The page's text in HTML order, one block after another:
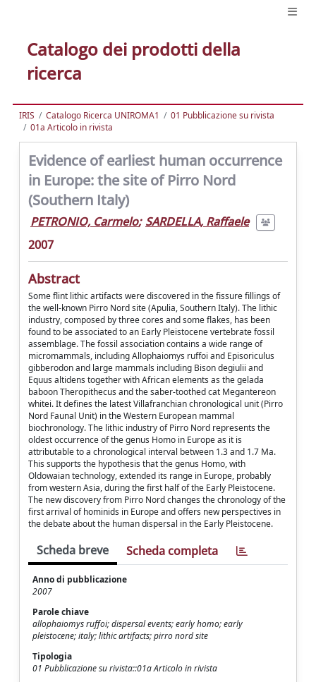
Catalogo dei prodotti della
ricerca
IRIS Catalogo Ricerca UNIROMA1
01 Pubblicazione su rivista
01a Articolo in rivista
Evidence of earliest human occurrence
in Europe: the site of Pirro Nord
(Southern Italy)
PETRONIO, Carmelo; SARDELLA, Raffaele
2007
Abstract
Some flint lithic artifacts were discovered in the fissure fillings of
the well-known Pirro Nord site (Apulia, Southern Italy). The lithic
industry, composed by three cores and some flakes, has been
found to be associated to an Early Pleistocene vertebrate fossil
assemblage. The fossil association contains a wide range of
micromammals, including Allophaiomys ruffoi and Episoriculus
gibberodon and large mammals including Bison degiulii and
Equus altidens together with African elements as the gelada
baboon Theropithecus and the saber-toothed cat Megantereon
whitei. It defines the latest Villafranchian chronological unit (Pirro
Nord Faunal Unit) in the Western European mammal
biochronology. The lithic industry of Pirro Nord represents the
oldest occurrence of the genus Homo in Europe as it is
attributable to a chronological interval between 1.3 and 1.7 Ma.
This supports the hypothesis that the genus Homo, with
Oldowaian technology, extended its range in Europe, probably
from western Asia, during the first half of the Early Pleistocene.
The new discovery from Pirro Nord changes the chronology of the
first arrival of hominids in Europe and offers new perspectives in
the debate about the human dispersal in the Early Pleistocene.
Scheda breve Scheda completa
Anno di pubblicazione
2007
Parole chiave
allophaiomys ruffoi; dispersal events; early homo; early
pleistocene; italy; lithic artifacts; pirro nord site
Tipologia
01 Pubblicazione su rivista::01a Articolo in rivista